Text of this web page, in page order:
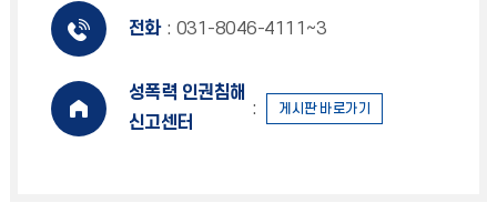
전화 : 031-8046-4111∼3
성폭력 인권침해
신고센터
: 게시판 바로가기